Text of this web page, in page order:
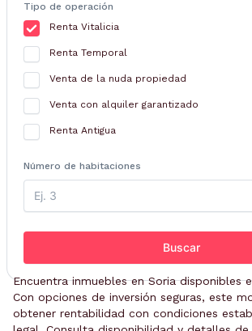
Tipo de operación
Renta Vitalicia
Renta Temporal
Venta de la nuda propiedad
Venta con alquiler garantizado
Renta Antigua
Número de habitaciones
Buscar
Encuentra inmuebles en Soria disponibles
Con opciones de inversión seguras, este
obtener rentabilidad con condiciones